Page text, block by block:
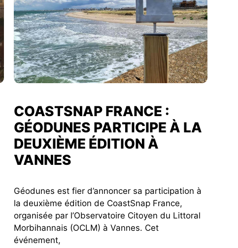
COASTSNAP FRANCE :
GÉODUNES PARTICIPE À LA
DEUXIÈME ÉDITION À
VANNES
Géodunes est fier d’annoncer sa participation à
la deuxième édition de CoastSnap France,
organisée par l’Observatoire Citoyen du Littoral
Morbihannais (OCLM) à Vannes. Cet
événement,